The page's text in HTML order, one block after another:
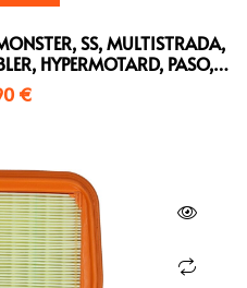
SS, MULTISTRADA,
HYPERMOTARD, PASO,
ST3
€